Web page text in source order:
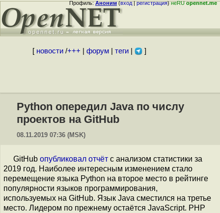
Профиль:Аноним(вход|регистрация)неRUopennet.me
[ новости/+++ форум| теги| ]
Python опередил Java по числу
проектов на GitHub
08.11.2019 07:36 (MSK)
GitHub опубликовал отчёт с анализом статистики за
2019 год. Наиболее интересным изменением стало
перемещение языка Python на второе место в рейтинге
популярности языков программирования,
используемых на GitHub. Язык Java сместился на третье
место. Лидером по прежнему остаётся JavaScript. PHP